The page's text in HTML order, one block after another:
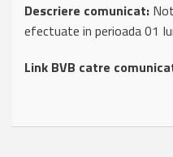
Descriere comunicat:
efectuate in perioada 01
Link BVB catre